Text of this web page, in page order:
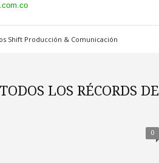
Shift Producción & Comunicación
LOS RÉCORDS DE
0